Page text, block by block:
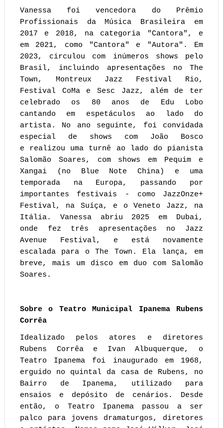
Vanessa foi vencedora do Prêmio
Profissionais da Música Brasileira em
2017 e 2018, na categoria "Cantora", e
em 2021, como "Cantora" e "Autora". Em
2023, circulou com inúmeros shows pelo
Brasil, incluindo apresentações no The
Town, Montreux Jazz Festival Rio,
Festival CoMa e Sesc Jazz, além de ter
celebrado os 80 anos de Edu Lobo
cantando em espetáculos ao lado do
artista. No ano seguinte, foi convidada
especial de shows com João Bosco
e realizou uma turnê ao lado do pianista
Salomão Soares, com shows em Pequim e
Xangai (no Blue Note China) e uma
temporada na Europa, passando por
importantes festivais - como JazzOnze+
Festival, na Suíça, e o Veneto Jazz, na
Itália. Vanessa abriu 2025 em Dubai,
onde fez três apresentações no Jazz
Avenue Festival, e está novamente
escalada para o The Town. Ela lança, em
breve, mais um disco em duo com Salomão
Soares.
Sobre o Teatro Municipal Ipanema Rubens
Corrêa
Idealizado pelos atores e diretores
Rubens Corrêa e Ivan Albuquerque, o
Teatro Ipanema foi inaugurado em 1968,
erguido no quintal da casa de Rubens, no
Bairro de Ipanema, utilizado para
ensaios e depósito de cenários. Desde
então, o Teatro Ipanema passou a ser
palco para jovens dramaturgos, diretores